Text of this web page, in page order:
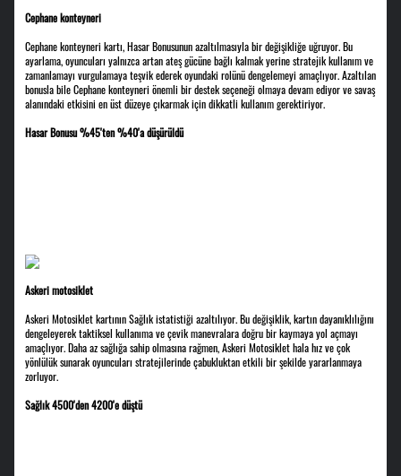
Cephane konteyneri
Cephane konteyneri kartı, Hasar Bonusunun azaltılmasıyla bir değişikliğe uğruyor. Bu
ayarlama, oyuncuları yalnızca artan ateş gücüne bağlı kalmak yerine stratejik kullanım ve
zamanlamayı vurgulamaya teşvik ederek oyundaki rolünü dengelemeyi amaçlıyor. Azaltılan
bonusla bile Cephane konteyneri önemli bir destek seçeneği olmaya devam ediyor ve savaş
alanındaki etkisini en üst düzeye çıkarmak için dikkatli kullanım gerektiriyor.
Hasar Bonusu %45'ten %40'a düşürüldü
Askeri motosiklet
Askeri Motosiklet kartının Sağlık istatistiği azaltılıyor. Bu değişiklik, kartın dayanıklılığını
dengeleyerek taktiksel kullanıma ve çevik manevralara doğru bir kaymaya yol açmayı
amaçlıyor. Daha az sağlığa sahip olmasına rağmen, Askeri Motosiklet hala hız ve çok
yönlülük sunarak oyuncuları stratejilerinde çabukluktan etkili bir şekilde yararlanmaya
zorluyor.
Sağlık 4500'den 4200'e düştü